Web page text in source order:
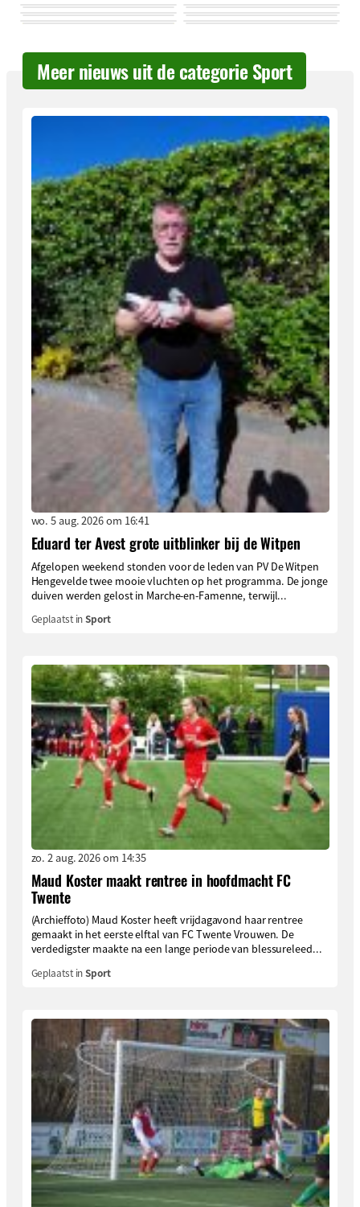
Meer nieuws uit de categorie Sport
wo. 5 aug. 2026 om 16:41
Eduard ter Avest grote uitblinker bij de Witpen
Afgelopen weekend stonden voor de leden van PV De Witpen
Hengevelde twee mooie vluchten op het programma. De jonge
duiven werden gelost in Marche-en-Famenne, terwijl...
Geplaatst inSport
zo. 2 aug. 2026 om 14:35
Maud Koster maakt rentree in hoofdmacht FC
Twente
(Archieffoto) Maud Koster heeft vrijdagavond haar rentree
gemaakt in het eerste elftal van FC Twente Vrouwen. De
verdedigster maakte na een lange periode van blessureleed...
Geplaatst inSport